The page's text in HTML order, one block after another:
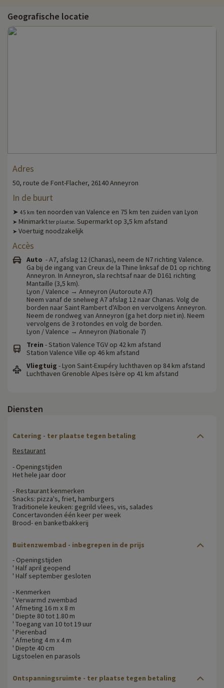
Geografische locatie
Adres
50, route de Font-Flacher, 26140 Anneyron
In de buurt
➤ 45 km ten noorden van Valence en 75 km ten zuiden van Lyon
➤ Minimarktter plaatse. Supermarkt op 3,5 km afstand
➤ Voertuig noodzakelijk
Accès
Auto - A7, afslag 12 (Chanas), neem de N7 richting Valence.
Ga bij de ingang van Creux de la Thine linksaf de D1 op richting
Anneyron. In Anneyron, sla rechtsaf naar de D161 richting
Mantaille (3,5 km).
Lyon / Valence → Anneyron (Autoroute A7)
Neem vanaf de snelweg A7 afslag 12 naar Chanas. Volg de
borden naar Saint Rambert d'Albon en vervolgens Anneyron.
Neem de rondweg van Anneyron (ga het dorp niet in). Neem
vervolgens de 3 rotondes en volg de borden.
Lyon / Valence → Anneyron (Nationale 7)
Trein - Station Valence TGV op 42 km afstand
Station Valence Ville op 46 km afstand
Vliegtuig - Lyon Saint-Exupéry luchthaven op 84 km afstand
Luchthaven Grenoble Alpes Isère op 41 km afstand
Diensten
Catering - ter plaatse tegen betaling
Restaurant
- Openingstijden
Het hele jaar door
- Restaurant kenmerken
Snacks: pizza's, friet, hamburgers
Traditionele keuken: gegrild vlees, vis, salades
Concertavonden één keer per week
Brood- en banketbakkerij
Buitenzwembad - inbegrepen in de prijs
- Openingstijden
' Half april geopend
' Half september gesloten
- Kenmerken
' Verwarmd zwembad
' Afmeting 16 m x 8 m
' Diepte 80 tot 1.80 m
' Toegang van 10 tot 19 uur
' Pierenbad
' Afmeting 4 m x 4 m
' Diepte 40 cm
Ligstoelen en parasols
Ontspanningsruimte - ter plaatse tegen betaling